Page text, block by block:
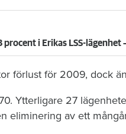
förlust för 2009, dock
Ytterligare 27
eliminering av ett